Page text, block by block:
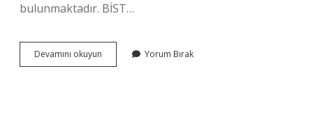
bulunmaktadır. BİST…
Devamını okuyun Istanbul
Borsasının
Yorum Bırak